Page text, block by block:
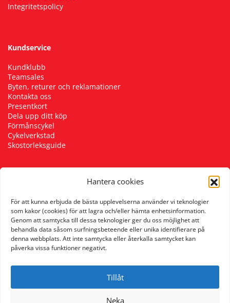
Hantera cookies
För att kunna erbjuda de bästa upplevelserna använder vi teknologier
som kakor (cookies) för att lagra och/eller hämta enhetsinformation.
Genom att samtycka till dessa teknologier ger du oss möjlighet att
behandla data såsom surfningsbeteende eller unika identifierare på
denna webbplats. Att inte samtycka eller återkalla samtycket kan
påverka vissa funktioner negativt.
Tillåt
Neka
Integritetspolicy
Kundservice
Kundklubb
Teamsales
Byten, returer och reklamationer
Kontakta oss
Presentkort
Dela upp ditt köp
Förmånscykel
Cykelverkstad
Skostorleksguide